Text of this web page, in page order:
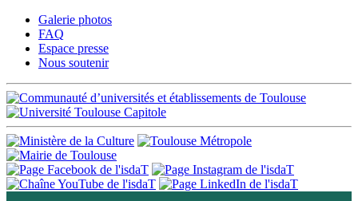
Galerie photos
FAQ
Espace presse
Nous soutenir